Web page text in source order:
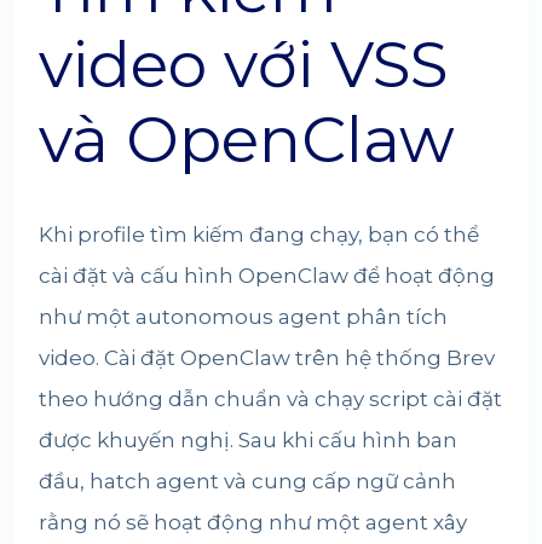
video với VSS
và OpenClaw
Khi profile tìm kiếm đang chạy, bạn có thể
cài đặt và cấu hình OpenClaw để hoạt động
như một autonomous agent phân tích
video. Cài đặt OpenClaw trên hệ thống Brev
theo hướng dẫn chuẩn và chạy script cài đặt
được khuyến nghị. Sau khi cấu hình ban
đầu, hatch agent và cung cấp ngữ cảnh
rằng nó sẽ hoạt động như một agent xây